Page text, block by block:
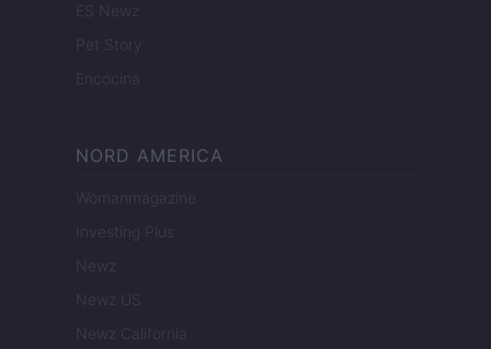
ES Newz
Pet Story
Encocina
NORD AMERICA
Womanmagazine
Investing Plus
Newz
Newz US
Newz California